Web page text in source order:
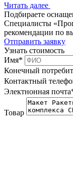
Читать далее
Подбираете
Специалисты
рекомендации по
Отправить заявку
Узнать стоимость
Имя*
Конечный
Контактный
Электнонная почта
Товар